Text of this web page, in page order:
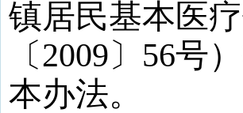
镇居民基本医
〔2009〕 56号
本办法。